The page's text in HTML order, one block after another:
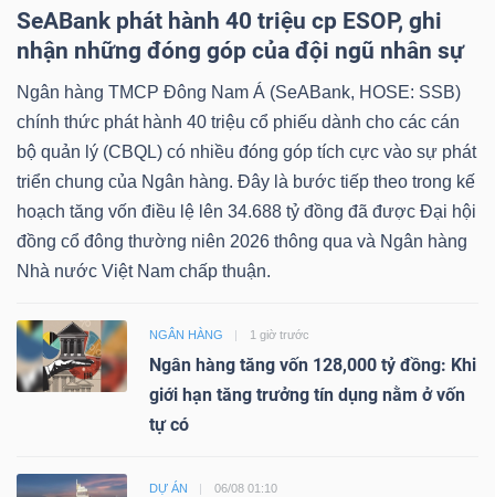
SeABank phát hành 40 triệu cp ESOP, ghi
nhận những đóng góp của đội ngũ nhân sự
Ngân hàng TMCP Đông Nam Á (SeABank, HOSE: SSB)
chính thức phát hành 40 triệu cổ phiếu dành cho các cán
bộ quản lý (CBQL) có nhiều đóng góp tích cực vào sự phát
triển chung của Ngân hàng. Đây là bước tiếp theo trong kế
hoạch tăng vốn điều lệ lên 34.688 tỷ đồng đã được Đại hội
đồng cổ đông thường niên 2026 thông qua và Ngân hàng
Nhà nước Việt Nam chấp thuận.
NGÂN HÀNG 1 giờ trước
Ngân hàng tăng vốn 128,000 tỷ đồng: Khi
giới hạn tăng trưởng tín dụng nằm ở vốn
tự có
DỰ ÁN 06/08 01:10